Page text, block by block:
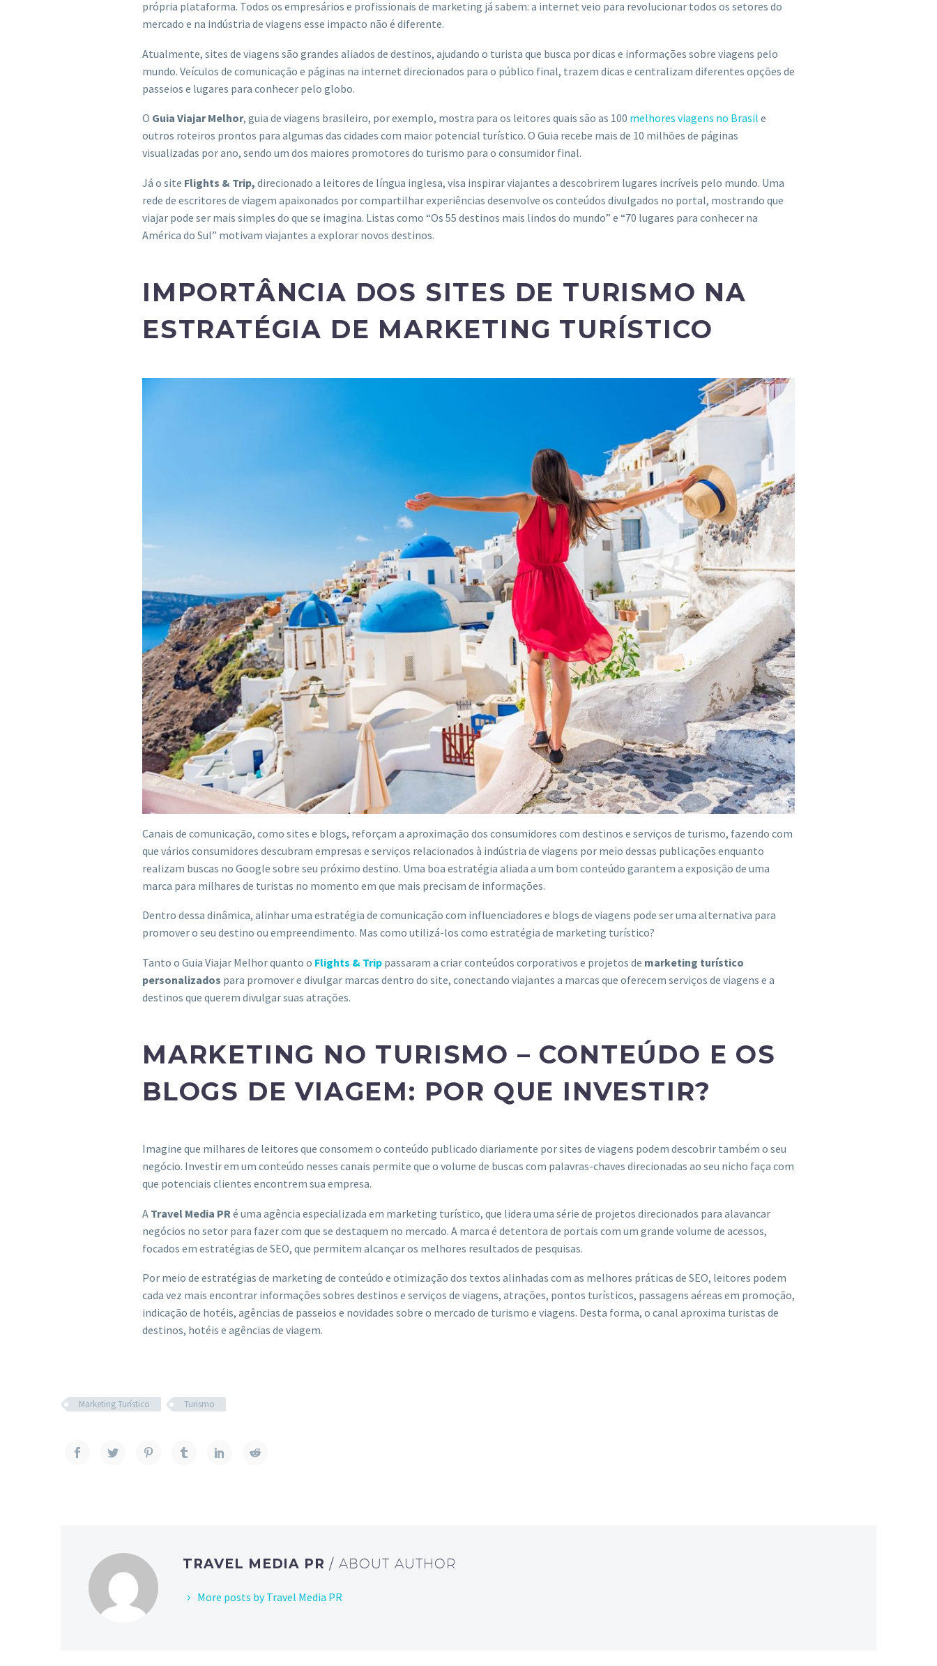
própria plataforma. Todos os empresários e profissionais de marketing já sabem: a internet veio para revolucionar todos os setores do
mercado e na indústria de viagens esse impacto não é diferente.
Atualmente, sites de viagens são grandes aliados de destinos, ajudando o turista que busca por dicas e informações sobre viagens pelo
mundo. Veículos de comunicação e páginas na internet direcionados para o público final, trazem dicas e centralizam diferentes opções de
passeios e lugares para conhecer pelo globo.
O Guia Viajar Melhor, guia de viagens brasileiro, por exemplo, mostra para os leitores quais são as 100 melhores viagens no Brasil e
outros roteiros prontos para algumas das cidades com maior potencial turístico. O Guia recebe mais de 10 milhões de páginas
visualizadas por ano, sendo um dos maiores promotores do turismo para o consumidor final.
Já o site Flights & Trip, direcionado a leitores de língua inglesa, visa inspirar viajantes a descobrirem lugares incríveis pelo mundo. Uma
rede de escritores de viagem apaixonados por compartilhar experiências desenvolve os conteúdos divulgados no portal, mostrando que
viajar pode ser mais simples do que se imagina. Listas como “Os 55 destinos mais lindos do mundo” e “70 lugares para conhecer na
América do Sul” motivam viajantes a explorar novos destinos.
IMPORTÂNCIA DOS SITES DE TURISMO NA
ESTRATÉGIA DE MARKETING TURÍSTICO
Canais de comunicação, como sites e blogs, reforçam a aproximação dos consumidores com destinos e serviços de turismo, fazendo com
que vários consumidores descubram empresas e serviços relacionados à indústria de viagens por meio dessas publicações enquanto
realizam buscas no Google sobre seu próximo destino. Uma boa estratégia aliada a um bom conteúdo garantem a exposição de uma
marca para milhares de turistas no momento em que mais precisam de informações.
Dentro dessa dinâmica, alinhar uma estratégia de comunicação com influenciadores e blogs de viagens pode ser uma alternativa para
promover o seu destino ou empreendimento. Mas como utilizá-los como estratégia de marketing turístico?
Tanto o Guia Viajar Melhor quanto o Flights & Trip passaram a criar conteúdos corporativos e projetos de marketing turístico
personalizados para promover e divulgar marcas dentro do site, conectando viajantes a marcas que oferecem serviços de viagens e a
destinos que querem divulgar suas atrações.
MARKETING NO TURISMO – CONTEÚDO E OS
BLOGS DE VIAGEM: POR QUE INVESTIR?
Imagine que milhares de leitores que consomem o conteúdo publicado diariamente por sites de viagens podem descobrir também o seu
negócio. Investir em um conteúdo nesses canais permite que o volume de buscas com palavras-chaves direcionadas ao seu nicho faça com
que potenciais clientes encontrem sua empresa.
A Travel Media PR é uma agência especializada em marketing turístico, que lidera uma série de projetos direcionados para alavancar
negócios no setor para fazer com que se destaquem no mercado. A marca é detentora de portais com um grande volume de acessos,
focados em estratégias de SEO, que permitem alcançar os melhores resultados de pesquisas.
Por meio de estratégias de marketing de conteúdo e otimização dos textos alinhadas com as melhores práticas de SEO, leitores podem
cada vez mais encontrar informações sobres destinos e serviços de viagens, atrações, pontos turísticos, passagens aéreas em promoção,
indicação de hotéis, agências de passeios e novidades sobre o mercado de turismo e viagens. Desta forma, o canal aproxima turistas de
destinos, hotéis e agências de viagem.
Marketing Turístico Turismo
TRAVEL MEDIA PR/ ABOUT AUTHOR
More posts by Travel Media PR